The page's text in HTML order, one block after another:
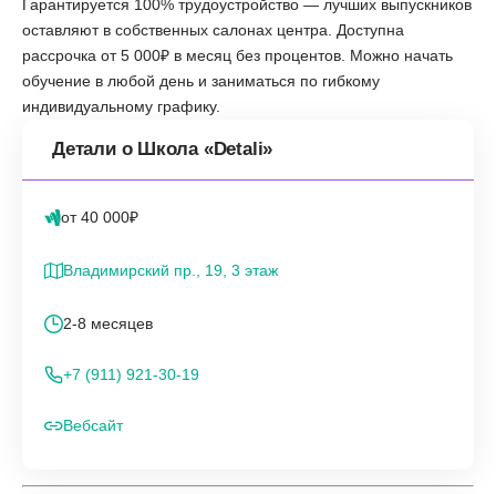
Гарантируется 100% трудоустройство — лучших выпускников
оставляют в собственных салонах центра. Доступна
рассрочка от 5 000₽ в месяц без процентов. Можно начать
обучение в любой день и заниматься по гибкому
индивидуальному графику.
Детали о Школа «Detali»
от 40 000₽
Владимирский пр., 19, 3 этаж
2-8 месяцев
+7 (911) 921-30-19
Вебсайт